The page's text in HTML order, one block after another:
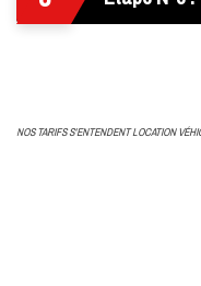
NOS TARIFS S'ENTENDENT LOCATION